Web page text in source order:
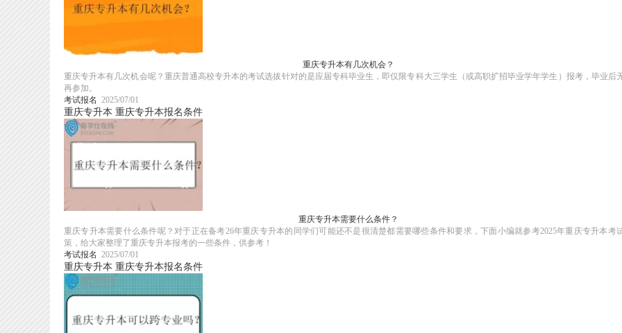
重庆专升本有几次机会？
重庆专升本有几次机会呢？重庆普通高校专升本的考试选拔针对的是应届专科毕业生，即仅限专科大三学生（或高职扩招毕业学年学生）报考，毕业后
再参加。
考试报名 2025/07/01
重庆专升本 重庆专升本报名条件
重庆专升本需要什么条件？
重庆专升本需要什么条件呢？对于正在备考26年重庆专升本的同学们可能还不是很清楚都需要哪些条件和要求，下面小编就参考2025年重庆专升本考
策，给大家整理了重庆专升本报考的一些条件，供参考！
考试报名 2025/07/01
重庆专升本 重庆专升本报名条件